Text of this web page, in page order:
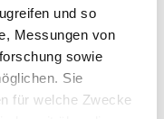
und so
Messungen von
sowie
Sie
für welche Zwecke